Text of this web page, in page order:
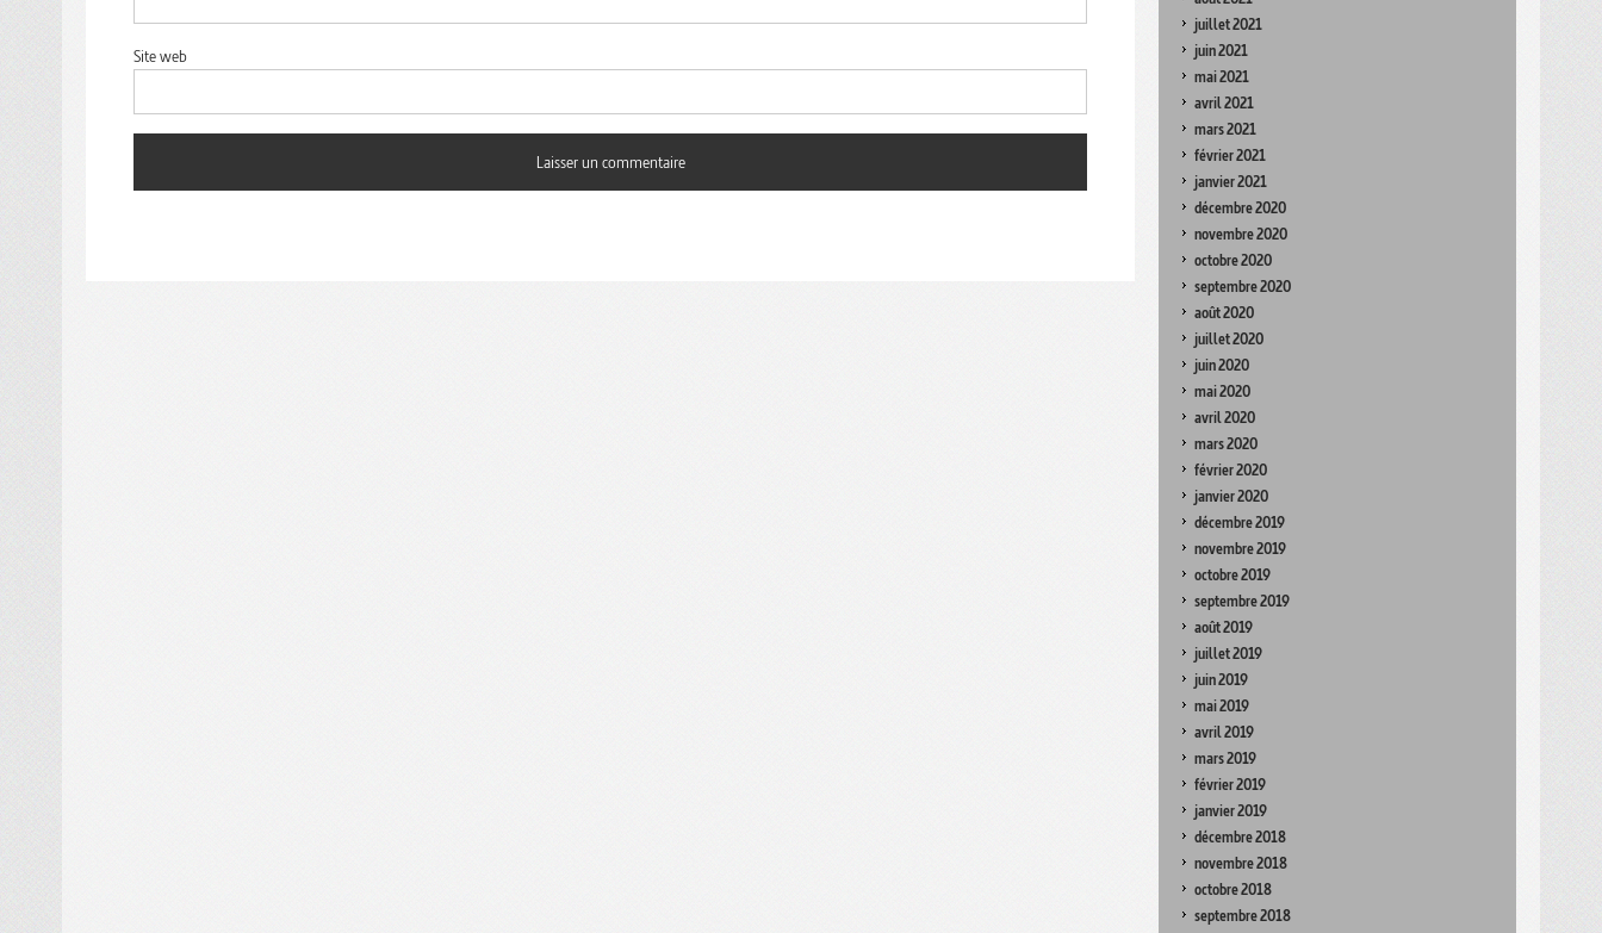
Site web
juillet 2021
juin 2021
mai 2021
avril 2021
mars 2021
février 2021
janvier 2021
décembre 2020
novembre 2020
octobre 2020
septembre 2020
août 2020
juillet 2020
juin 2020
mai 2020
avril 2020
mars 2020
février 2020
janvier 2020
décembre 2019
novembre 2019
octobre 2019
septembre 2019
août 2019
juillet 2019
juin 2019
mai 2019
avril 2019
mars 2019
février 2019
janvier 2019
décembre 2018
novembre 2018
octobre 2018
septembre 2018